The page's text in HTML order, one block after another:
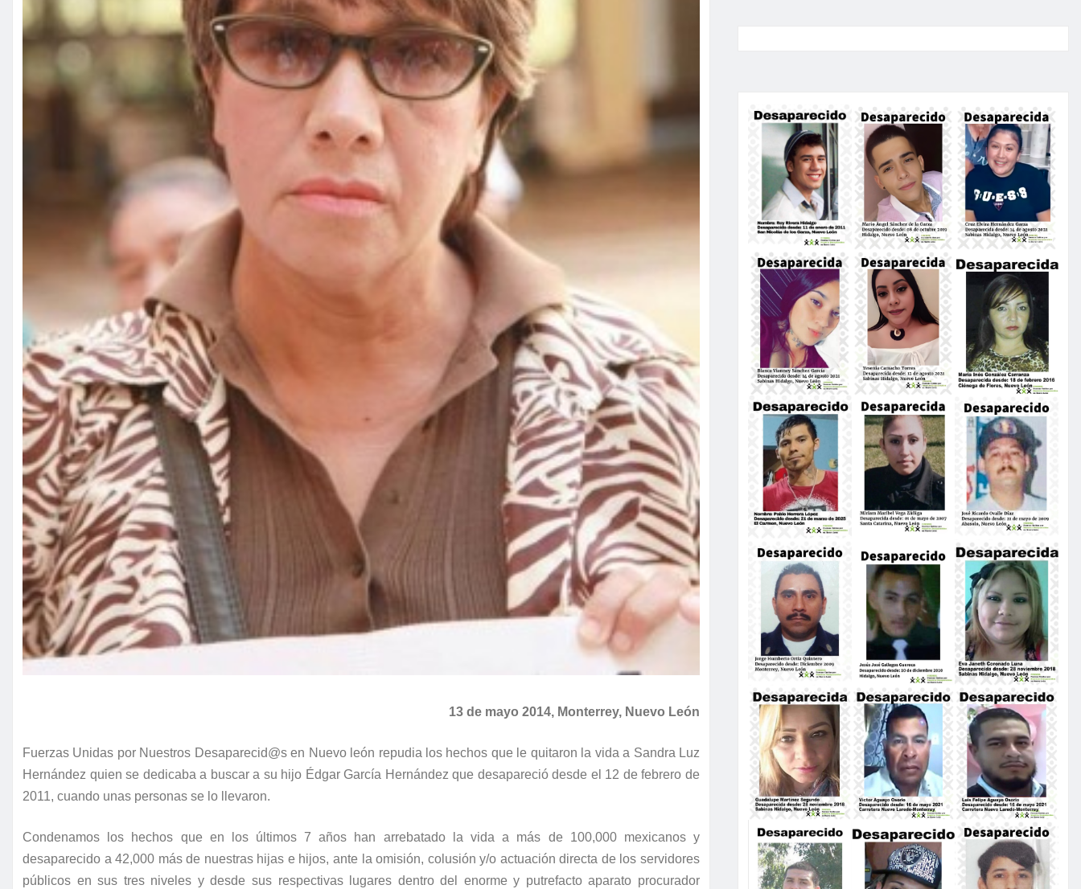
13 de mayo 2014, Monterrey, Nuevo León
Fuerzas Unidas por Nuestros Desaparecid@s en Nuevo león repudia los hechos que le quitaron la vida a Sandra Luz
Hernández quien se dedicaba a buscar a su hijo Édgar García Hernández que desapareció desde el 12 de febrero de
2011, cuando unas personas se lo llevaron.
Condenamos los hechos que en los últimos 7 años han arrebatado la vida a más de 100,000 mexicanos y
desaparecido a 42,000 más de nuestras hijas e hijos, ante la omisión, colusión y/o actuación directa de los servidores
públicos en sus tres niveles y desde sus respectivas lugares dentro del enorme y putrefacto aparato procurador